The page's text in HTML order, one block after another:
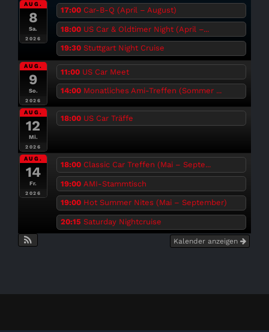
AUG.
8
Sa.
2026
17:00 Car-B-Q (April – August)
18:00 US Car & Oldtimer Night (April –...
19:30 Stuttgart Night Cruise
AUG.
9
So.
2026
11:00 US Car Meet
14:00 Monatliches Ami-Treffen (Sommer ...
AUG.
12
Mi.
2026
18:00 US Car Träffe
AUG.
14
Fr.
2026
18:00 Classic Car Treffen (Mai – Septe...
19:00 AMI-Stammtisch
19:00 Hot Summer Nites (Mai – September)
20:15 Saturday Nightcruise
Kalender anzeigen